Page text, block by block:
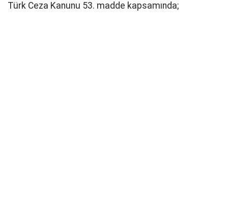
Türk Ceza Kanunu 53. madde kapsamında;